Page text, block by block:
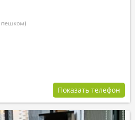
Показать телефон